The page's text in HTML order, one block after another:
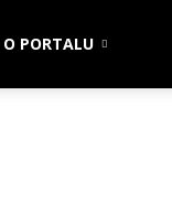
O PORTALU